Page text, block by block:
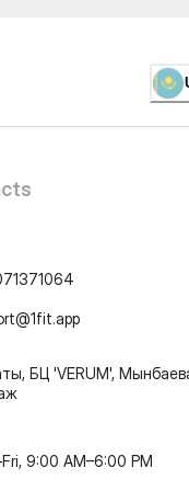
БЦ 'VERUM',
9:00 AM–6:00 PM